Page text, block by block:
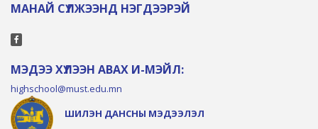
МАНАЙ СҮЛЖЭЭНД НЭГДЭЭРЭЙ
МЭДЭЭ ХҮЛЭЭН АВАХ И-МЭЙЛ:
highschool@must.edu.mn
ШИЛЭН ДАНСНЫ МЭДЭЭЛЭЛ